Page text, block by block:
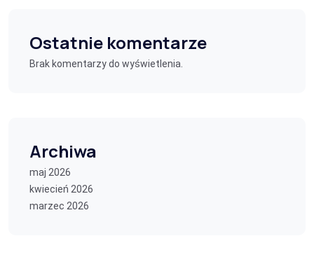
Ostatnie komentarze
Brak komentarzy do wyświetlenia.
Archiwa
maj 2026
kwiecień 2026
marzec 2026